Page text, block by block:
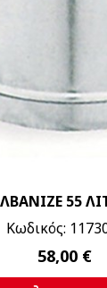
55
Κωδικός:
58,00 €